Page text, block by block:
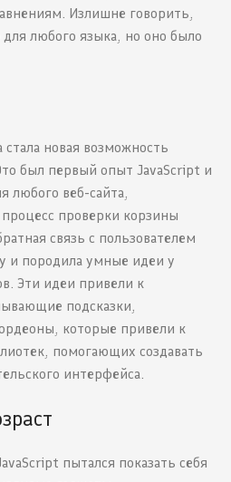
Излишне говорить,
для любого языка, но оно было
новая возможность
был первый опыт JavaScript и
любого веб-сайта,
проверки корзины
связь с пользователем
и породила умные идеи у
Эти идеи привели к
подсказки,
которые привели к
помогающих создавать
интерфейса.
пытался показать себя